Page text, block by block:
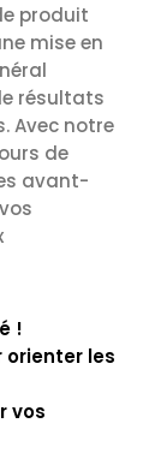
produit
mise en
résultats
Avec notre
de
avant-
!
orienter les
vos